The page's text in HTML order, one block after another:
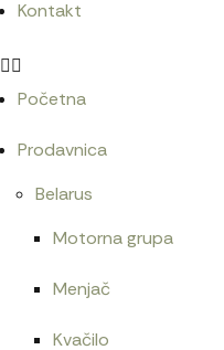
Kontakt
Početna
Prodavnica
Belarus
Motorna grupa
Menjač
Kvačilo
Bruder prikolica
Bruder MAN TGA
4.500